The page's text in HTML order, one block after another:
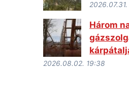
2026.07.31.
Három
2026.08.02. 19:38